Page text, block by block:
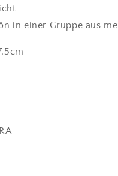
in einer Gruppe aus